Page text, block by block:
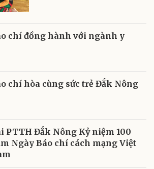
chí đồng hành với ngành y
chí hòa cùng sức trẻ Đắk Nông
PTTH Đắk Nông Kỷ niệm 100
Ngày Báo chí cách mạng Việt